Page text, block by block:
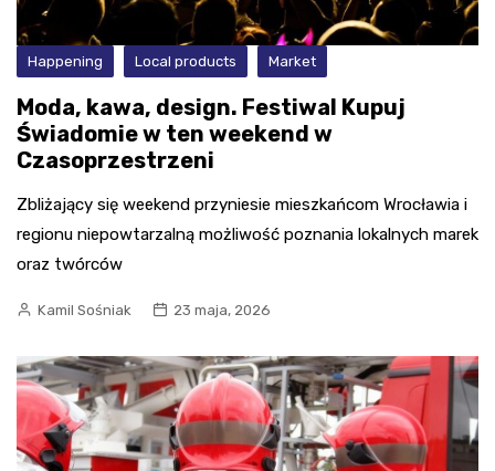
Happening Local products Market
Moda, kawa, design. Festiwal Kupuj
Świadomie w ten weekend w
Czasoprzestrzeni
Zbliżający się weekend przyniesie mieszkańcom Wrocławia i
regionu niepowtarzalną możliwość poznania lokalnych marek
oraz twórców
Kamil Sośniak 23 maja, 2026